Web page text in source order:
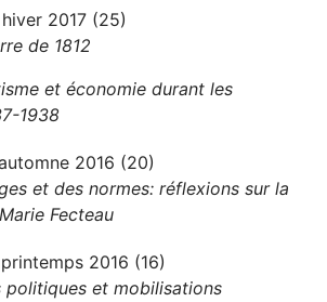
2017 (25)
de 1812
et économie durant les
1938
2016 (20)
et des normes: réflexions sur la
Fecteau
2016 (16)
politiques et mobilisations